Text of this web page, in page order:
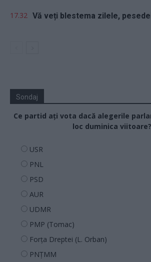
17.32 Vă veți blestema zilele,
Sondaj
Ce partid ați vota dacă alegerile
loc duminica viitoare?
USR
PNL
PSD
AUR
UDMR
PMP (Tomac)
Forța Dreptei (L. Orban)
PNȚMM